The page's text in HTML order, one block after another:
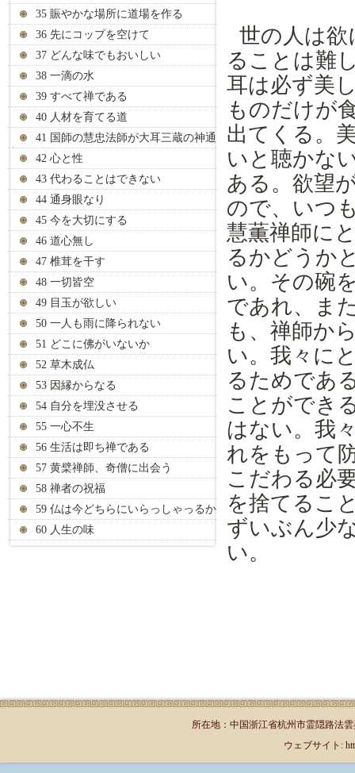
35 賑やかな場所に道場を作る
36 先にコップを空けて
37 どんな味でもおいしい
38 一滴の水
39 すべて禅である
40 人材を育てる道
41 国師の慧忠法師が大耳三蔵の神通
力を見抜く42 心と性
43 代わることはできない
44 通身眼なり
45 今を大切にする
46 道心無し
47 椎茸を干す
48 一切皆空
49 目玉が欲しい
50 一人も雨に降られない
51 どこに佛がいないか
52 草木成仏
53 因縁からなる
54 自分を埋没させる
55 一心不生
56 生活は即ち禅である
57 黄檗禅師、奇僧に出会う
58 禅者の祝福
59 仏は今どちらにいらっしゃっるか
60 人生の味
世の 人は欲
ることは難
耳は必ず美
ものだけが
出て く る。
いと聴かな
ある。欲望
ので、いつ
慧薫禅師に
るかどうか
い。その碗
であれ、ま
も、 禅師か
い。我々に
るためであ
ことができ
はない。我
れをもって
こだわる必
を捨てるこ
ずいぶん少
い。
所在地：中国浙江省杭州市霊隠路法
ウェブサイト: